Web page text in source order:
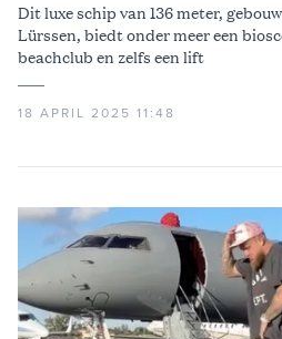
Dit luxe schip van 136 meter,
Lürssen, biedt onder meer een
beachclub en zelfs een lift
18 APRIL 2025 11:48